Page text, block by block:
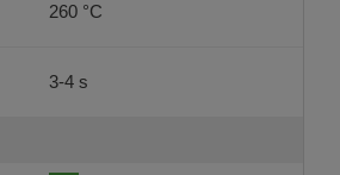
260 °C
3-4 s